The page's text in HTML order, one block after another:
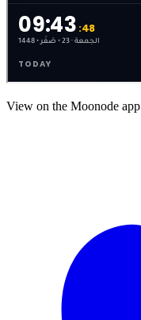
View on the Moonode app